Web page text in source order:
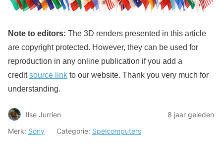
Note to editors: The 3D renders presented in this article
are copyright protected. However, they can be used for
reproduction in any online publication if you add a
creditsource link to our website. Thank you very much for
understanding.
Ilse Jurrien
8 jaar geleden
Merk: Sony Categorie: Spelcomputers